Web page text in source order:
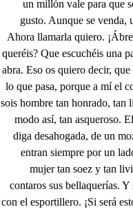
un millón vale para que
gusto. Aunque se venda,
Ahora llamarla quiero.
queréis? Que escuchéis una
abra. Eso os quiero decir,
lo que pasa, porque a mí el
sois hombre tan honrado, tan
modo así, tan asqueroso.
diga desahogada, de un
entran siempre por un
mujer tan soez y tan
contaros sus bellaquerías. Y
con el esportillero. ¡Si será